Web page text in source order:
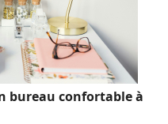
bureau confortable à